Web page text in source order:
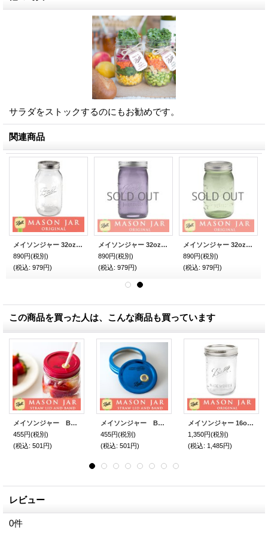
サラダをストックするのにもお勧めです。
関連商品
メイソンジャー 32oz（946ml） レギュラーマウス Ball Mason jar オリジナル クリア
890円(税別)
(税込: 979円)
メイソンジャー 32oz（946ml） ワイドマウス Ball Mason jar オリジナル パープル
890円(税別)
(税込: 979円)
メイソンジャー 32oz（946ml） ワイドマウス Ball Mason jar オリジナル グリーン
890円(税別)
(税込: 979円)
この商品を買った人は、こんな商品も買っています
メイソンジャー Ball社 レギュラーマウス用 ストロー用蓋 フタ Mason jar レッド
455円(税別)
(税込: 501円)
メイソンジャー Ball社 レギュラーマウス用 ストロー用蓋 フタ Mason jar ブルー
455円(税別)
(税込: 501円)
メイソンジャー 16oz(473ml) ワイドマウス Ball Mason jar オリジナル クリア
1,350円(税別)
(税込: 1,485円)
レビュー
0件